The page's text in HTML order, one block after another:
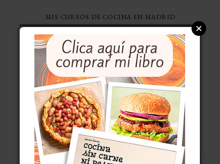
MIS CURSOS DE COCINA EN MADRID
ÚLTIMAS ENTRADAS
POSSET DE LIMÓN, CREMA DE LIMÓN AL ESTILO
BRITÁNICO